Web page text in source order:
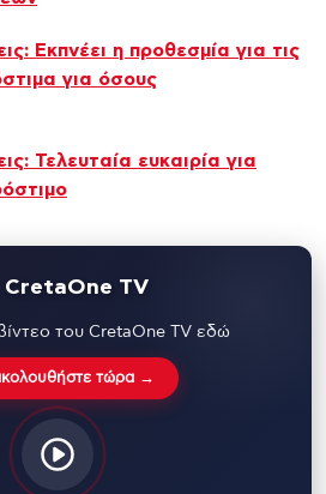
Εκπνέει η προθεσμία για τις
για όσους
Τελευταία ευκαιρία για
CretaOne TV
του CretaOne TV εδώ
τώρα →